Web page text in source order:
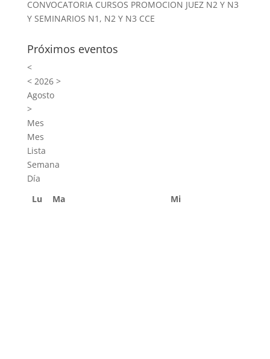
CONVOCATORIA CURSOS PROMOCION JUEZ N2 Y N3
Y SEMINARIOS N1, N2 Y N3 CCE
Próximos eventos
<
<2026 >
Agosto
>
Mes
Mes
Lista
Semana
Día
Lu
Ma Mi